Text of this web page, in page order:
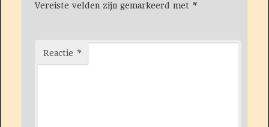
Vereiste velden zijn gemarkeerd met *
Reactie *